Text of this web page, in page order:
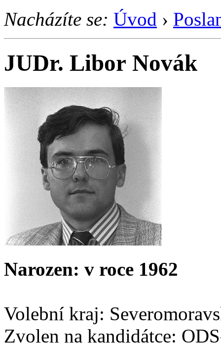
Nacházíte se: Úvod ›
JUDr. Libor Novák
Narozen: v roce 1962
Volební kraj:
Zvolen na kandidátce: